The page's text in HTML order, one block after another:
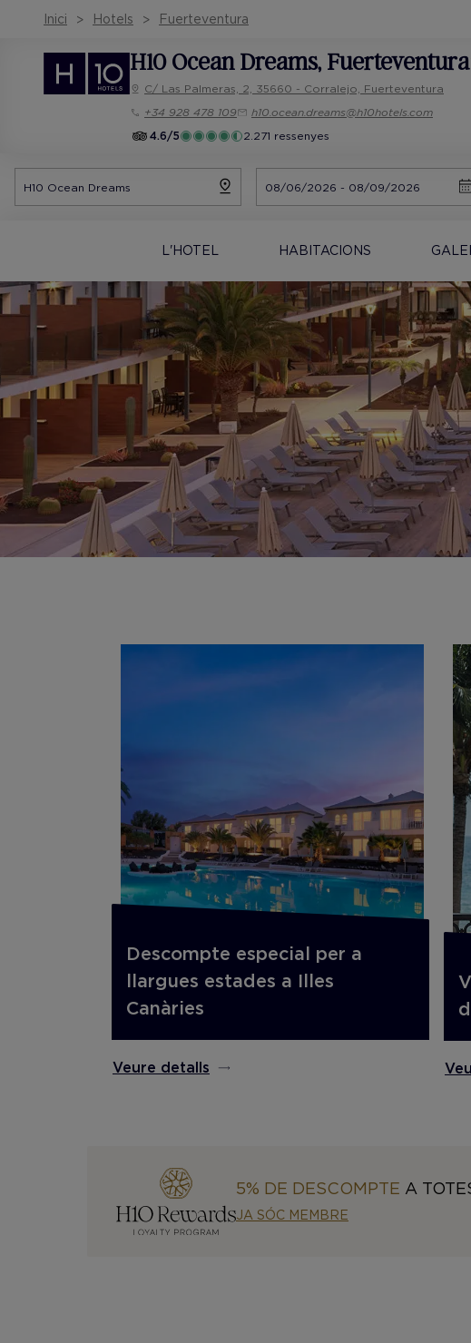
Inici Hotels Fuerteventura
H10 Ocean Dreams, Fuerteventura
C/ Las Palmeras, 2, 35660 - Corralejo, Fuerteventura
+34 928 478 109
h10.ocean.dreams@h10hotels.com
4.6/5
2.271 ressenyes
L'HOTEL HABITACIONS
Descompte especial per a
llargues estades a Illes
Canàries
Veure detalls
5% DE DESCOMPTE A
JA SÓC MEMBRE